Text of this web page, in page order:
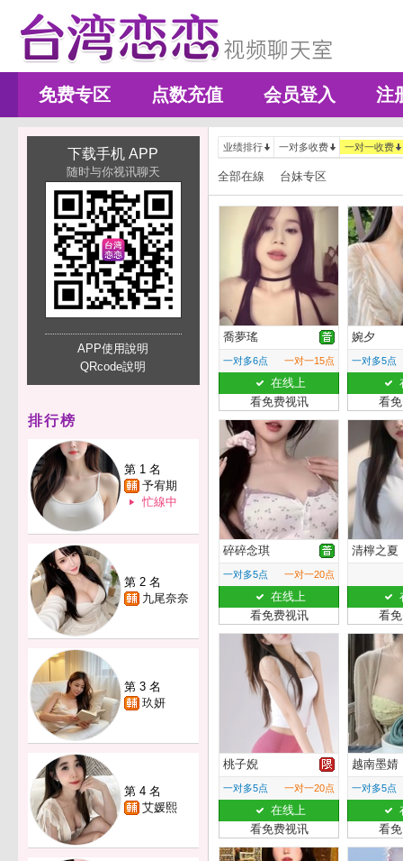
免费专区 点数充值 会员登入 注
下载手机 APP
随时与你视讯聊天
APP使用說明
QRcode說明
排行榜
第 1 名
予宥期
忙線中
第 2 名
九尾奈奈
第 3 名
玖妍
第 4 名
艾媛熙
业绩排行 一对多收费 一对一收费
全部在線 台妹专区
喬夢瑤
一对多6点 一对一15点
在线上
看免费视讯
婉夕
一对多5点
看
碎碎念琪
一对多5点 一对一20点
在线上
看免费视讯
清檸之夏
看
桃子婗
一对多5点 一对一20点
在线上
看免费视讯
越南墨婧
一对多5点
看